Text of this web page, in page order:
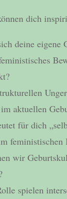
dich
deine eigene
aktuellen
für dich
feministischen
wir
spielen